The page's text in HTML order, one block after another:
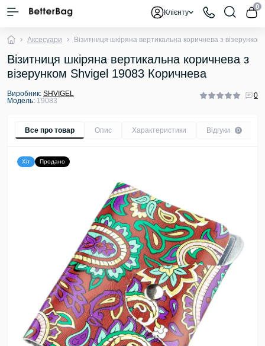
Клієнту
0
Аксесуари Візитниця шкіряна вертикальна коричнева з
Візитниця шкіряна вертикальна коричнева з
візерунком Shvigel 19083 Коричнева
Виробник: SHVIGEL
Модель: 19083
0
Все про товар Опис Характеристики Відгуки 0
Хіт Продано